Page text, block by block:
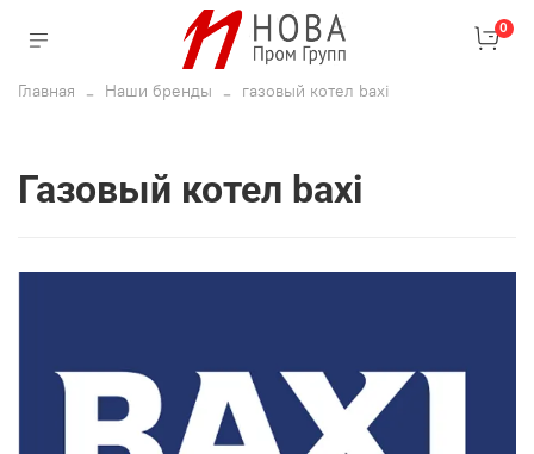
0
Главная Наши бренды газовый котел baxi
газовый котел baxi